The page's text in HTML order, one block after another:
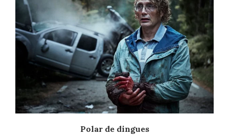
Polar de dingues